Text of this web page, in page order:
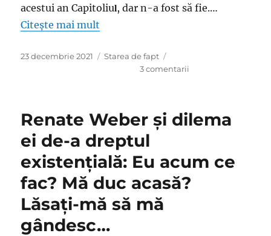
acestui an Capitoliul, dar n-a fost să fie.…
Citește mai mult
Publicat
23 decembrie 2021 Categorii
Starea de fapt
3 comentarii
loviluţia
cu
ipoteza
că
Renate Weber şi dilema
ei de-a dreptul
existenţială: Eu acum ce
fac? Mă duc acasă?
Lăsați-mă să mă
gândesc…